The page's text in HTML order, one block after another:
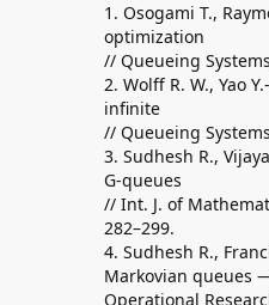
1. Osogami T.,
optimization
// Queueing
2. Wolff R. W., Yao
infinite
// Queueing
3. Sudhesh R.,
G-queues
// Int. J. of
282–299.
4. Sudhesh R.,
Markovian queues
Operational